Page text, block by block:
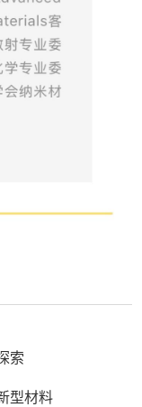
索
型材料